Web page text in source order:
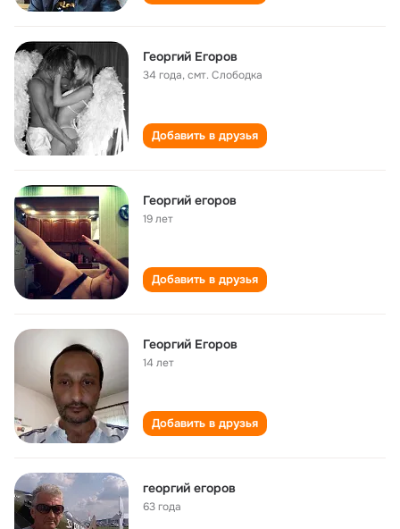
Георгий Егоров
34 года,смт. Слободка
Добавить в друзья
Георгий егоров
19 лет
Добавить в друзья
Георгий Егоров
14 лет
Добавить в друзья
георгий егоров
63 года